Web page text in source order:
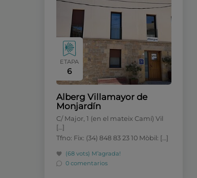
ETAPA
6
Alberg Villamayor de
Monjardín
C/ Major, 1 (en el mateix Camí) Vil
[…]
Tfno: Fix: (34) 848 83 23 10 Mòbil: […]
(68 vots) M’agrada!
0 comentarios